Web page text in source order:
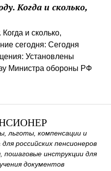
Когда и сколько,
и сколько,
сегодня: Сегодня
Установлены
Министра обороны РФ
льготы, компенсации и
российских пенсионеров
пошаговые инструкции для
документов